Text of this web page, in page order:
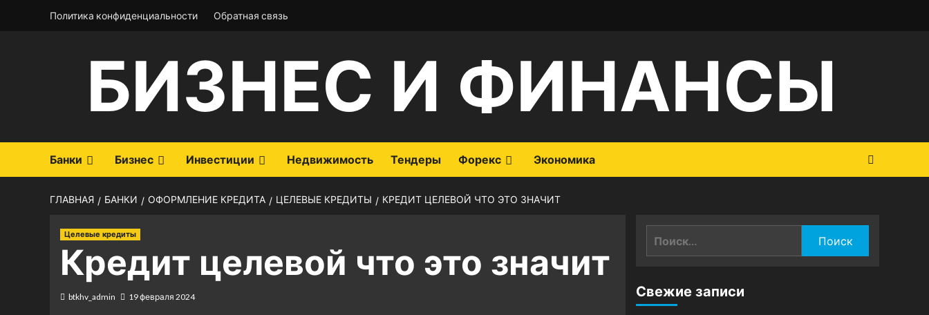
Политика конфиденциальности Обратная связь
БИЗНЕС И ФИНАНСЫ
Банки Бизнес Инвестиции Недвижимость Тендеры Форекс Экономика
ГЛАВНАЯ БАНКИ ОФОРМЛЕНИЕ КРЕДИТА ЦЕЛЕВЫЕ КРЕДИТЫ КРЕДИТ ЦЕЛЕВОЙ ЧТО ЭТО ЗНАЧИТ
Целевые кредиты
Кредит целевой что это значит
btkhv_admin 19 февраля 2024 Свежие записи